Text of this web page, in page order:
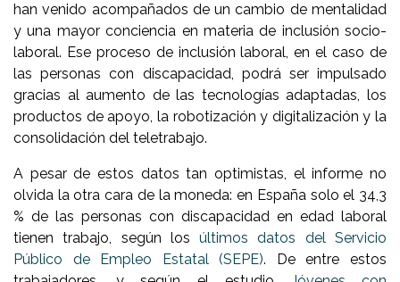
han venido acompañados de un cambio de mentalidad
y una mayor conciencia en materia de inclusión socio-
laboral. Ese proceso de inclusión laboral, en el caso de
las personas con discapacidad, podrá ser impulsado
gracias al aumento de las tecnologías adaptadas, los
productos de apoyo, la robotización y digitalización y la
consolidación del teletrabajo.
A pesar de estos datos tan optimistas, el informe no
olvida la otra cara de la moneda: en España solo el 34,3
% de las personas con discapacidad en edad laboral
tienen trabajo, según losúltimos datos del Servicio
Público de Empleo Estatal (SEPE). De entre estos